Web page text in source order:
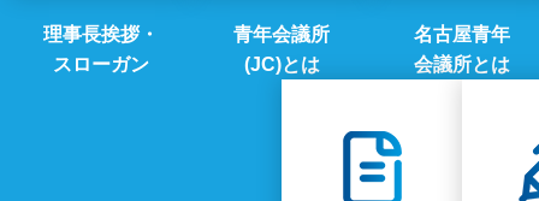
理事長挨拶・
スローガン
青年会議所
(JC)とは
名古屋青年
会議所とは